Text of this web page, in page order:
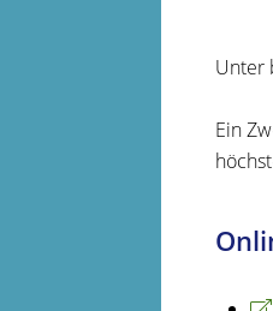
Unter
Ein